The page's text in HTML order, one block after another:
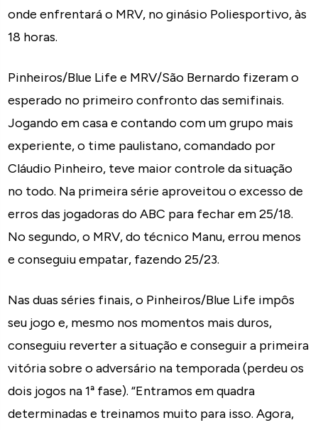
onde enfrentará o MRV, no ginásio Poliesportivo, às
18 horas.
Pinheiros/Blue Life e MRV/São Bernardo fizeram o
esperado no primeiro confronto das semifinais.
Jogando em casa e contando com um grupo mais
experiente, o time paulistano, comandado por
Cláudio Pinheiro, teve maior controle da situação
no todo. Na primeira série aproveitou o excesso de
erros das jogadoras do ABC para fechar em 25/18.
No segundo, o MRV, do técnico Manu, errou menos
e conseguiu empatar, fazendo 25/23.
Nas duas séries finais, o Pinheiros/Blue Life impôs
seu jogo e, mesmo nos momentos mais duros,
conseguiu reverter a situação e conseguir a primeira
vitória sobre o adversário na temporada (perdeu os
dois jogos na 1ª fase). “Entramos em quadra
determinadas e treinamos muito para isso. Agora,